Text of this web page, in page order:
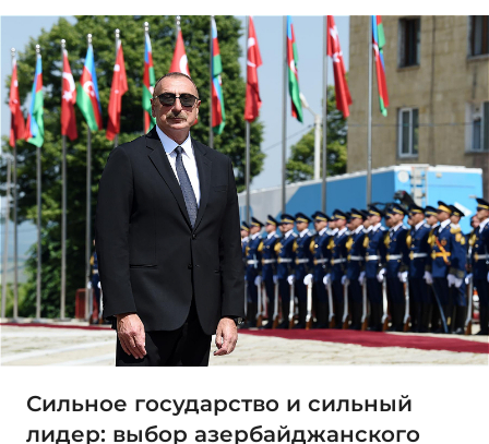
Сильное государство и сильный
лидер: выбор азербайджанского